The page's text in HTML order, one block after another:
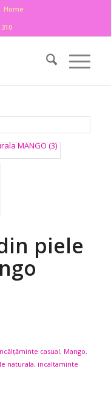
Home
piele
casual, Mango,
naturala, incaltaminte